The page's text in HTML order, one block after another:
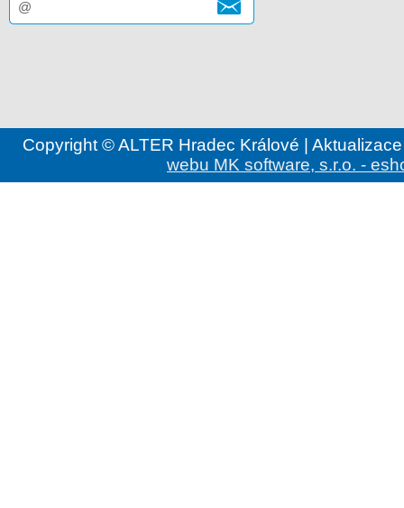
Copyright © ALTER Hradec Králové |
webu MK software, s.r.o. -